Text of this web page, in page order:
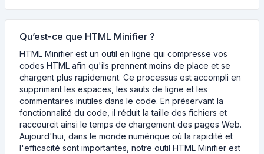
Qu’est-ce que HTML Minifier ?
HTML Minifier est un outil en ligne qui compresse vos
codes HTML afin qu'ils prennent moins de place et se
chargent plus rapidement. Ce processus est accompli en
supprimant les espaces, les sauts de ligne et les
commentaires inutiles dans le code. En préservant la
fonctionnalité du code, il réduit la taille des fichiers et
raccourcit ainsi le temps de chargement des pages Web.
Aujourd'hui, dans le monde numérique où la rapidité et
l'efficacité sont importantes, notre outil HTML Minifier est